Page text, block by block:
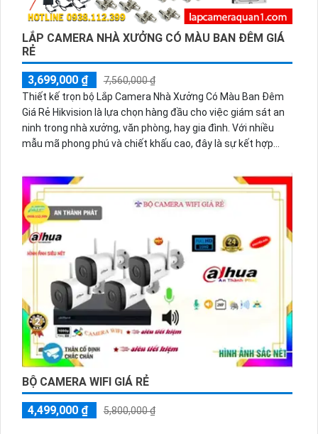
LẮP CAMERA NHÀ XƯỞNG CÓ MÀU BAN ĐÊM GIÁ
RẺ
3,699,000 ₫
7,560,000 ₫
Thiết kế trọn bộ Lắp Camera Nhà Xưởng Có Màu Ban Đêm
Giá Rẻ Hikvision là lựa chọn hàng đầu cho việc giám sát an
ninh trong nhà xưởng, văn phòng, hay gia đình. Với nhiều
mẫu mã phong phú và chiết khấu cao, đây là sự kết hợp
có khả năng hiển thị màu ban đêm, giúp quan sát rõ ràng
ngay cả trong bóng tối. Với độ phân giải hình ảnh 2.0 MP, sản
phẩm mang lại hình ảnh sắc nét. Đặc biệt, thiết kế nhỏ gọn
và tinh tế phù hợp với mọi không gian văn phòng hoặc gia
đình.
BỘ CAMERA WIFI GIÁ RẺ
4,499,000 ₫ 5,800,000 ₫